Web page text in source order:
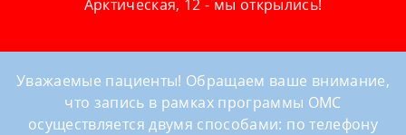
Арктическая, 12 - мы открылись!
Уважаемые пациенты! Обращаем ваше внимание,
что запись в рамках программы ОМС
осуществляется двумя способами: по телефону